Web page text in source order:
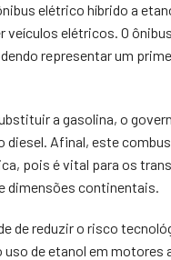
elétrico híbrido a
elétricos. O ônibus
representar um
a gasolina, o
Afinal, este
pois é vital para os
dimensões continentais.
de reduzir o risco
de etanol em motores